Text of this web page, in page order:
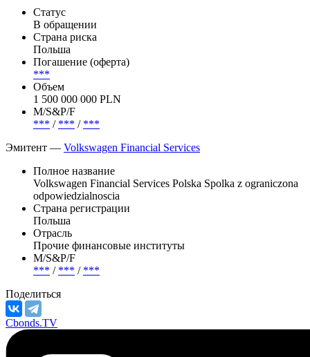
Статус
В обращении
Страна риска
Польша
Погашение (оферта)
***
Объем
1 500 000 000 PLN
М/S&P/F
*** / *** / ***
Эмитент — Volkswagen Financial Services
Полное название
Volkswagen Financial Services Polska Spolka z ograniczona
odpowiedzialnoscia
Страна регистрации
Польша
Отрасль
Прочие финансовые институты
М/S&P/F
*** / *** / ***
Поделиться
Cbonds.TV